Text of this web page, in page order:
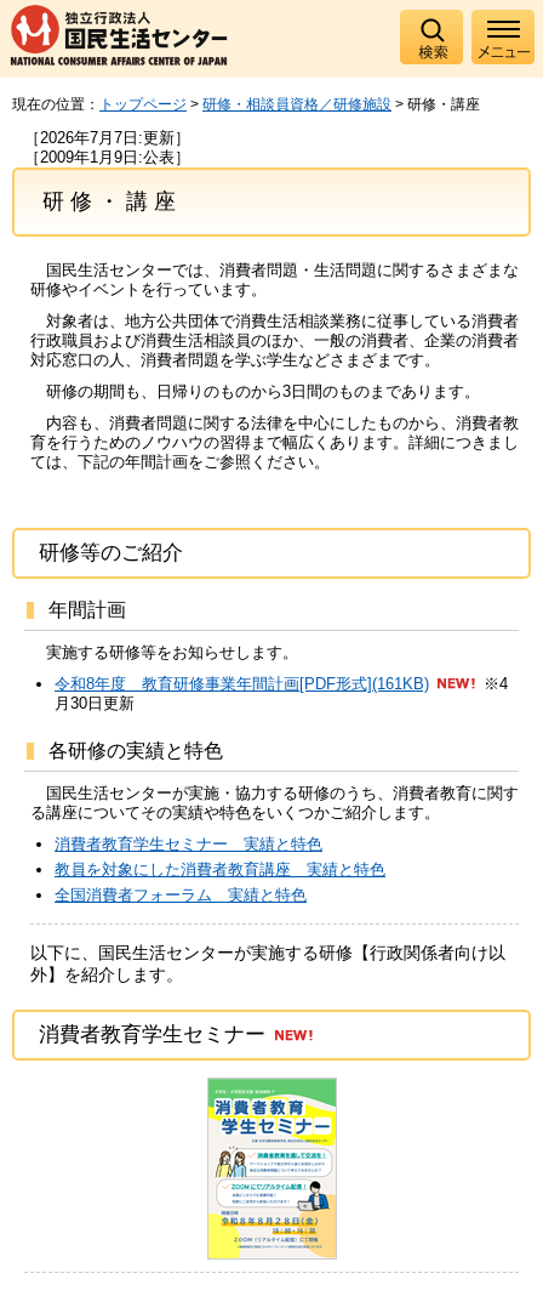
現在の位置： トップページ > 研修・相談員資格／研修施設 > 研修・講座
［2026年7月7日:更新］
［2009年1月9日:公表］
研修・講座
国民生活センターでは、消費者問題・生活問題に関するさまざまな
研修やイベントを行っています。
対象者は、地方公共団体で消費生活相談業務に従事している消費者
行政職員および消費生活相談員のほか、一般の消費者、企業の消費者
対応窓口の人、消費者問題を学ぶ学生などさまざまです。
研修の期間も、日帰りのものから3日間のものまであります。
内容も、消費者問題に関する法律を中心にしたものから、消費者教
育を行うためのノウハウの習得まで幅広くあります。詳細につきまし
ては、下記の年間計画をご参照ください。
研修等のご紹介
年間計画
実施する研修等をお知らせします。
令和8年度 教育研修事業年間計画[PDF形式](161KB)
※4
月30日更新
各研修の実績と特色
国民生活センターが実施・協力する研修のうち、消費者教育に関す
る講座についてその実績や特色をいくつかご紹介します。
消費者教育学生セミナー 実績と特色
教員を対象にした消費者教育講座 実績と特色
全国消費者フォーラム 実績と特色
以下に、国民生活センターが実施する研修【行政関係者向け以
外】を紹介します。
消費者教育学生セミナー